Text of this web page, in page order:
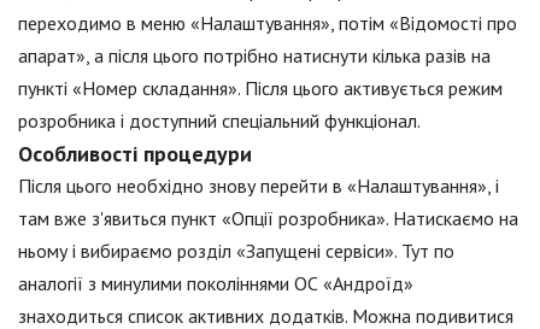
переходимо в меню «Налаштування», потім «Відомості про
апарат», а після цього потрібно натиснути кілька разів на
пункті «Номер складання». Після цього активується режим
розробника і доступний спеціальний функціонал.
Особливості процедури
Після цього необхідно знову перейти в «Налаштування», і
там вже з'явиться пункт «Опції розробника». Натискаємо на
ньому і вибираємо розділ «Запущені сервіси». Тут по
аналогії з минулими поколіннями ОС «Андроїд»
знаходиться список активних додатків. Можна подивитися